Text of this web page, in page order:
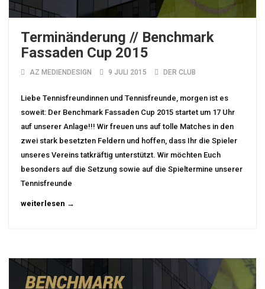
Terminänderung // Benchmark
Fassaden Cup 2015
AZ MEDIENDESIGN 9 JULI 2015 DER CLUB
Liebe Tennisfreundinnen und Tennisfreunde, morgen ist es
soweit: Der Benchmark Fassaden Cup 2015 startet um 17 Uhr
auf unserer Anlage!!! Wir freuen uns auf tolle Matches in den
zwei stark besetzten Feldern und hoffen, dass Ihr die Spieler
unseres Vereins tatkräftig unterstützt. Wir möchten Euch
besonders auf die Setzung sowie auf die Spieltermine unserer
Tennisfreunde
weiterlesen →